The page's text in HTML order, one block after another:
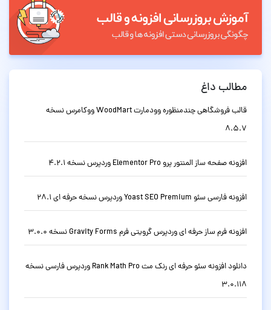
مطالب داغ
قالب فروشگاهی چندمنظوره وودمارت WoodMart ووکامرس نسخه
8.5.7
افزونه صفحه ساز المنتور پرو Elementor Pro وردپرس نسخه 4.2.1
افزونه فارسی سئو Yoast SEO Premium وردپرس نسخه حرفه ای 28.1
افزونه فرم ساز حرفه ای وردپرس گرویتی فرم Gravity Forms نسخه 3.0.0
دانلود افزونه سئو حرفه ای رنک مث Rank Math Pro وردپرس فارسی نسخه
3.0.118